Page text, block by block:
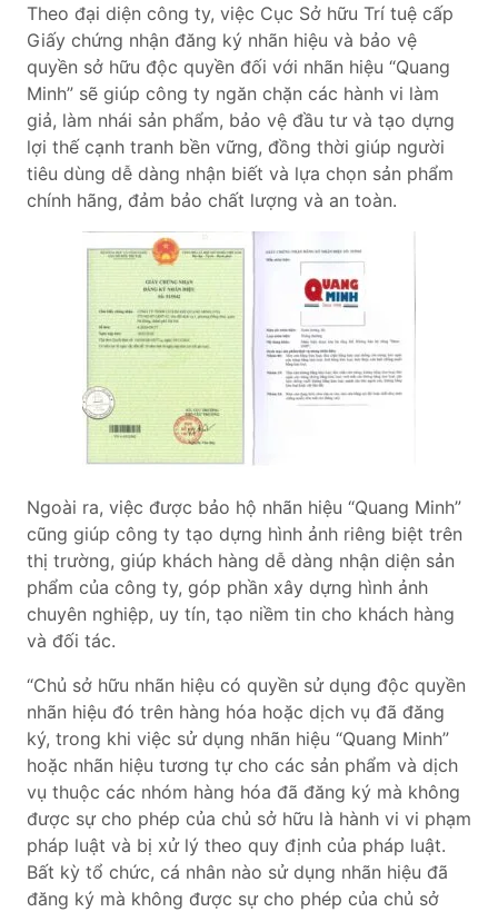
Theo đại diện công ty, việc Cục Sở hữu Trí tuệ cấp
Giấy chứng nhận đăng ký nhãn hiệu và bảo vệ
quyền sở hữu độc quyền đối với nhãn hiệu “Quang
Minh” sẽ giúp công ty ngăn chặn các hành vi làm
giả, làm nhái sản phẩm, bảo vệ đầu tư và tạo dựng
lợi thế cạnh tranh bền vững, đồng thời giúp người
tiêu dùng dễ dàng nhận biết và lựa chọn sản phẩm
chính hãng, đảm bảo chất lượng và an toàn.
Ngoài ra, việc được bảo hộ nhãn hiệu “Quang Minh”
cũng giúp công ty tạo dựng hình ảnh riêng biệt trên
thị trường, giúp khách hàng dễ dàng nhận diện sản
phẩm của công ty, góp phần xây dựng hình ảnh
chuyên nghiệp, uy tín, tạo niềm tin cho khách hàng
và đối tác.
“Chủ sở hữu nhãn hiệu có quyền sử dụng độc quyền
nhãn hiệu đó trên hàng hóa hoặc dịch vụ đã đăng
ký, trong khi việc sử dụng nhãn hiệu “Quang Minh”
hoặc nhãn hiệu tương tự cho các sản phẩm và dịch
vụ thuộc các nhóm hàng hóa đã đăng ký mà không
được sự cho phép của chủ sở hữu là hành vi vi phạm
pháp luật và bị xử lý theo quy định của pháp luật.
Bất kỳ tổ chức, cá nhân nào sử dụng nhãn hiệu đã
đăng ký mà không được sự cho phép của chủ sở